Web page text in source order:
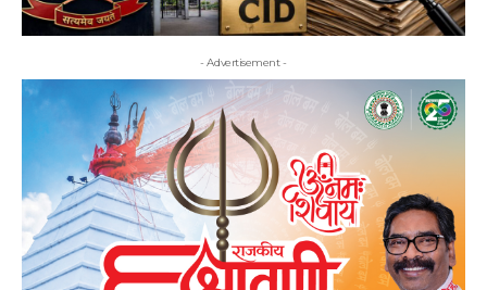
- Advertisement -